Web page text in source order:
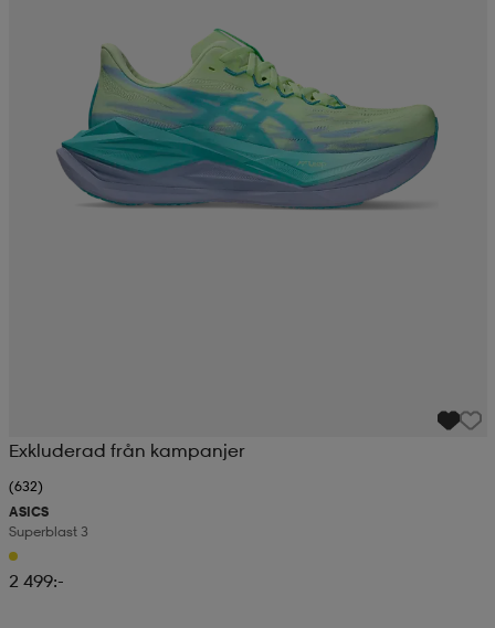
Exkluderad från kampanjer
(632)
ASICS
Superblast 3
2 499:-